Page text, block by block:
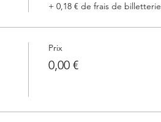
+ 0,18 € de frais de billetterie
Prix
0,00 €